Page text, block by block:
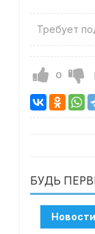
Требует
0
БУДЬ